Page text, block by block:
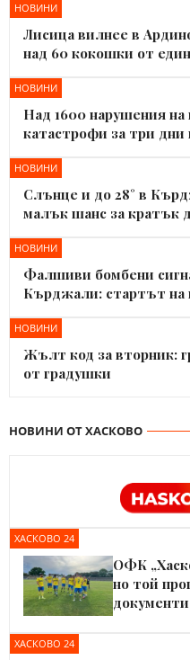
НОВИНИ
Лисица вилнее в
над 60 кокошки от
НОВИНИ
Над 1600 нарушения
катастрофи за три
НОВИНИ
Слънце и до 28° в
малък шанс за кратък
НОВИНИ
Фалшиви бомбени
Кърджали: стартът на
НОВИНИ
Жълт код за вторник:
от градушки
НОВИНИ ОТ ХАСКОВО
ХАСКОВО 24
ОФК
но той
документи
ХАСКОВО 24